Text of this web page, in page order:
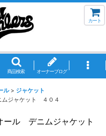
カート
商品検索 オーナーブログ
ル > ジャケット
ムジャケット ４０４
ール デニムジャケット